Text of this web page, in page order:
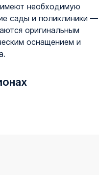
необходимую
сады и поликлиники —
оригинальным
оснащением и